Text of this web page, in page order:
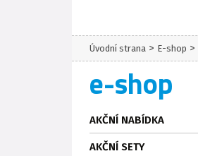
Úvodní strana > E-shop >
e-shop
AKČNÍ NABÍDKA
AKČNÍ SETY